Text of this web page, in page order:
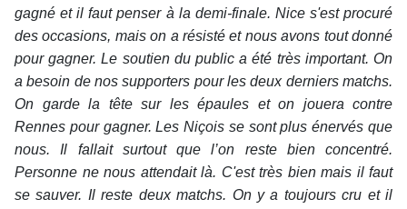
gagné et il faut penser à la demi-finale. Nice s'est procuré
des occasions, mais on a résisté et nous avons tout donné
pour gagner. Le soutien du public a été très important. On
a besoin de nos supporters pour les deux derniers matchs.
On garde la tête sur les épaules et on jouera contre
Rennes pour gagner. Les Niçois se sont plus énervés que
nous. Il fallait surtout que l’on reste bien concentré.
Personne ne nous attendait là. C'est très bien mais il faut
se sauver. Il reste deux matchs. On y a toujours cru et il